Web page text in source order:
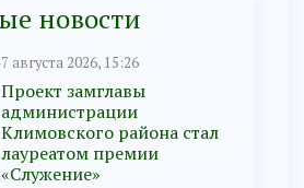
новости
7 августа 2026, 15:26
Проект замглавы
администрации
Климовского района стал
лауреатом премии
«Служение»